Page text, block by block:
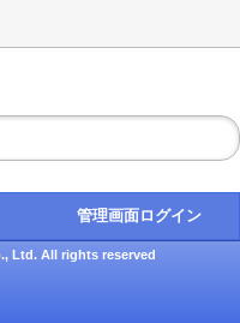
管理画面ログイン
Ltd. All rights reserved